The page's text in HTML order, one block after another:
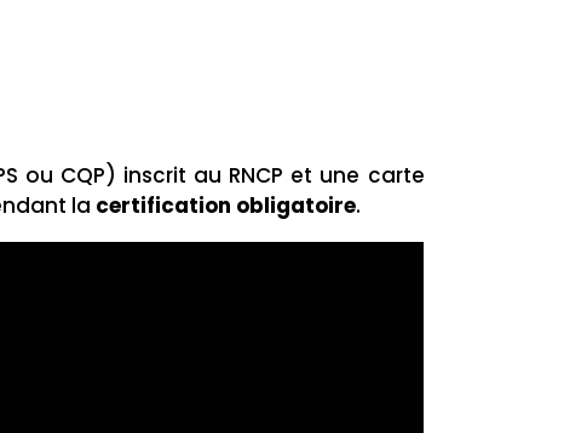
ou CQP) inscrit au RNCP et une carte
la certification obligatoire.